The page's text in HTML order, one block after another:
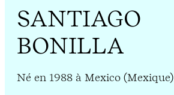
SANTIAGO
BONILLA
Né en 1988 à Mexico (Mexique)